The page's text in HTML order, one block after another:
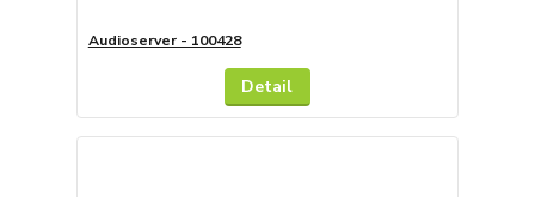
Audioserver - 100428
Detail